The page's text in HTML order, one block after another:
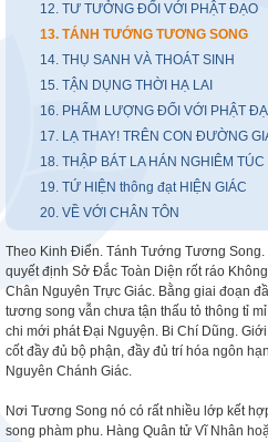
12. TƯ TƯỞNG ĐỐI VỚI PHẬT ĐẠO
13. TÁNH TƯỚNG TƯƠNG SONG
14. THỤ SANH VÀ THOÁT SINH
15. TẬN DỤNG THỜI HẠ LAI
16. PHẨM LƯỢNG ĐỐI VỚI PHẬT
17. LẠ THAY! TRÊN CON ĐƯỜNG
18. THẬP BÁT LA HÁN NGHIÊM TÚC
19. TỨ HIỆN thông đạt HIỆN GIÁC
20. VỀ VỚI CHÂN TÔN
Theo Kinh Điển. Tánh Tướng Tương
quyết định Sở Đắc Toàn Diện rốt ráo
Chân Nguyên Trực Giác. Bằng giai đoạn
tương song vẫn chưa tận thấu tỏ thông tỉ
chi mới phát Đại Nguyện. Bi Chí Dũng.
cốt đầy đủ bộ phận, đầy đủ trí hóa ngôn
Nguyên Chánh Giác.
Nơi Tương Song nó có rất nhiều lớp kết
song phàm phu. Hàng Quân tử Vĩ Nhân